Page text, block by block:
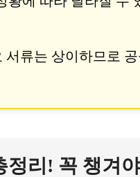
서류는 상이하므로
리! 꼭 챙겨